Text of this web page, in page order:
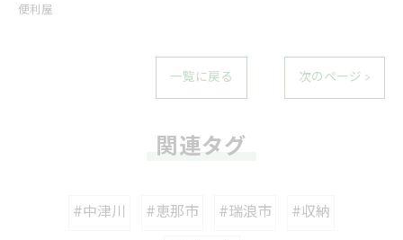
便利屋
一覧に戻る 次のページ >
関連タグ
#中津川 #恵那市 #瑞浪市
#収納